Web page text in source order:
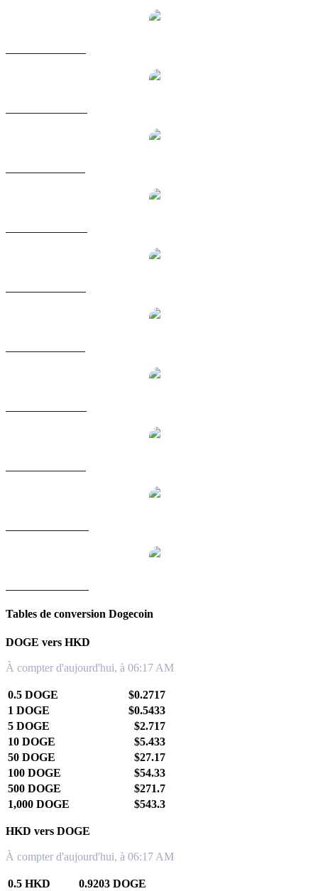
Tables de conversion Dogecoin
DOGE vers HKD
À compter d'aujourd'hui, à 06:17 AM
0.5 DOGE
$0.2717
1 DOGE
$0.5433
5 DOGE
$2.717
10 DOGE
$5.433
50 DOGE
$27.17
100 DOGE
$54.33
500 DOGE
$271.7
1,000 DOGE
$543.3
HKD vers DOGE
À compter d'aujourd'hui, à 06:17 AM
0.5 HKD
0.9203 DOGE